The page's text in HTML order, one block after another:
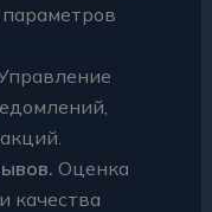
Оценка
качества